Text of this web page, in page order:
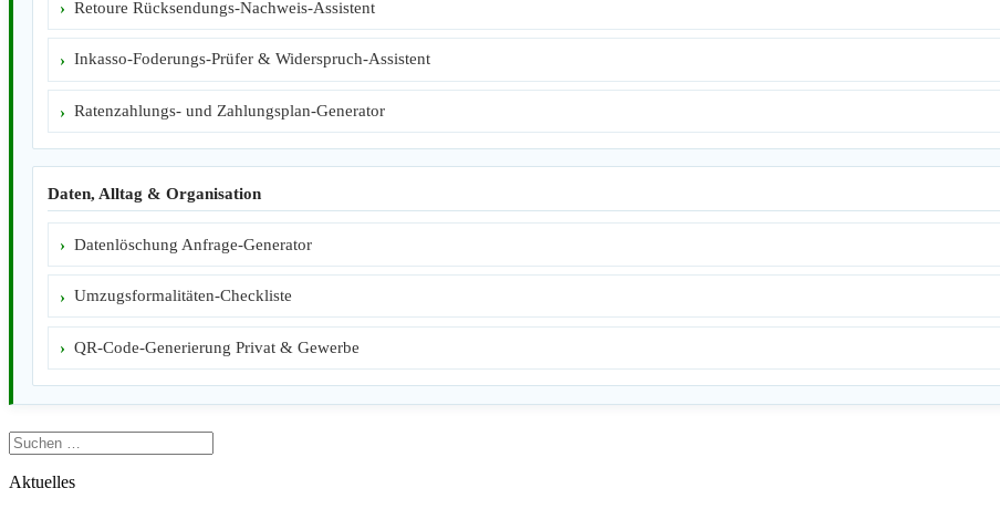
Retoure Rücksendungs-Nachweis-Assistent
Inkasso-Foderungs-Prüfer & Widerspruch-Assistent
Ratenzahlungs- und Zahlungsplan-Generator
Daten, Alltag & Organisation
Datenlöschung Anfrage-Generator
Umzugsformalitäten-Checkliste
QR-Code-Generierung Privat & Gewerbe
Suchen
nach:
Aktuelles